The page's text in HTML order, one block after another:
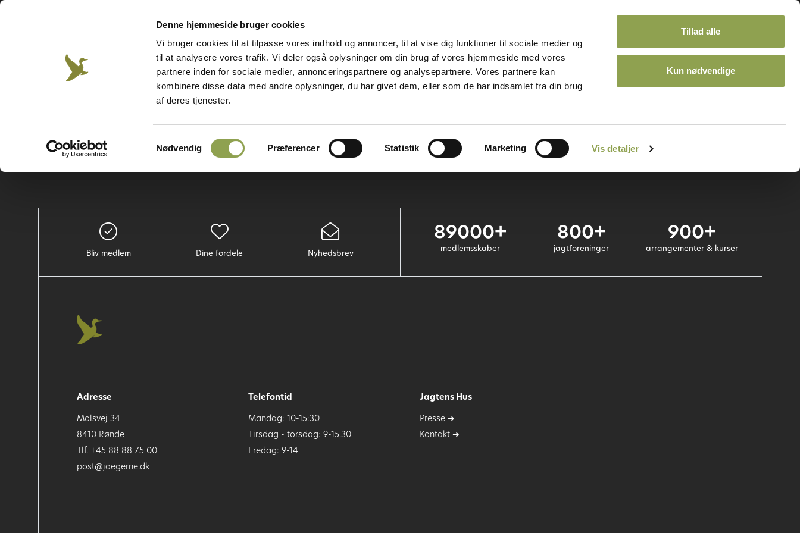
Denne hjemmeside bruger cookies
Vi bruger cookies til at tilpasse vores indhold og annoncer, til at vise dig funktioner til sociale medier og
til at analysere vores trafik. Vi deler også oplysninger om din brug af vores hjemmeside med vores
partnere inden for sociale medier, annonceringspartnere og analysepartnere. Vores partnere kan
kombinere disse data med andre oplysninger, du har givet dem, eller som de har indsamlet fra din brug
af deres tjenester.
Nødvendig Præferencer Statistik Marketing Vis detaljer
Tillad alle
Kun nødvendige
skydning
Om jagt Om vildt Dit bidrag til jagten Om os Kontakt Kalender
Bliv medlem Dine fordele Nyhedsbrev
89000+
medlemsskaber
800+
jagtforeninger
900+
arrangementer & kurser
Adresse
Molsvej 34
8410 Rønde
Tlf. +45 88 88 75 00
post@jaegerne.dk
Telefontid
Mandag: 10-15:30
Tirsdag - torsdag: 9-15.30
Fredag: 9-14
Jagtens Hus
Presse ➜
Kontakt ➜